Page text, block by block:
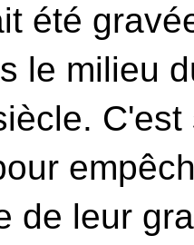
été
le milieu
de leur